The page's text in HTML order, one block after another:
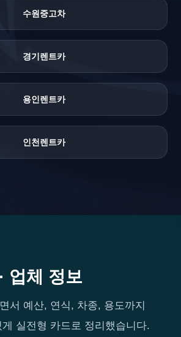
수원중고차
경기렌트카
용인렌트카
인천렌트카
업체 정보
서 예산, 연식, 차종, 용도까지
실전형 카드로 정리했습니다.